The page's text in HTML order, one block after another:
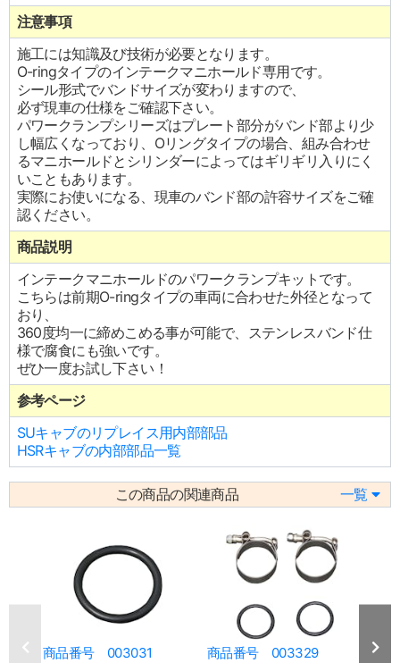
注意事項
施工には知識及び技術が必要となります。
O-ringタイプのインテークマニホールド専用です。
シール形式でバンドサイズが変わりますので、
必ず現車の仕様をご確認下さい。
パワークランプシリーズはプレート部分がバンド部より少
し幅広くなっており、Oリングタイプの場合、組み合わせ
るマニホールドとシリンダーによってはギリギリ入りにく
いこともあります。
実際にお使いになる、現車のバンド部の許容サイズをご確
認ください。
商品説明
インテークマニホールドのパワークランプキットです。
こちらは前期O-ringタイプの車両に合わせた外径となって
おり、
360度均一に締めこめる事が可能で、ステンレスバンド仕
様で腐食にも強いです。
ぜひ一度お試し下さい！
参考ページ
SUキャブのリプレイス用内部部品
HSRキャブの内部部品一覧
この商品の関連商品 一覧
商品番号 003031 商品番号 003329 商